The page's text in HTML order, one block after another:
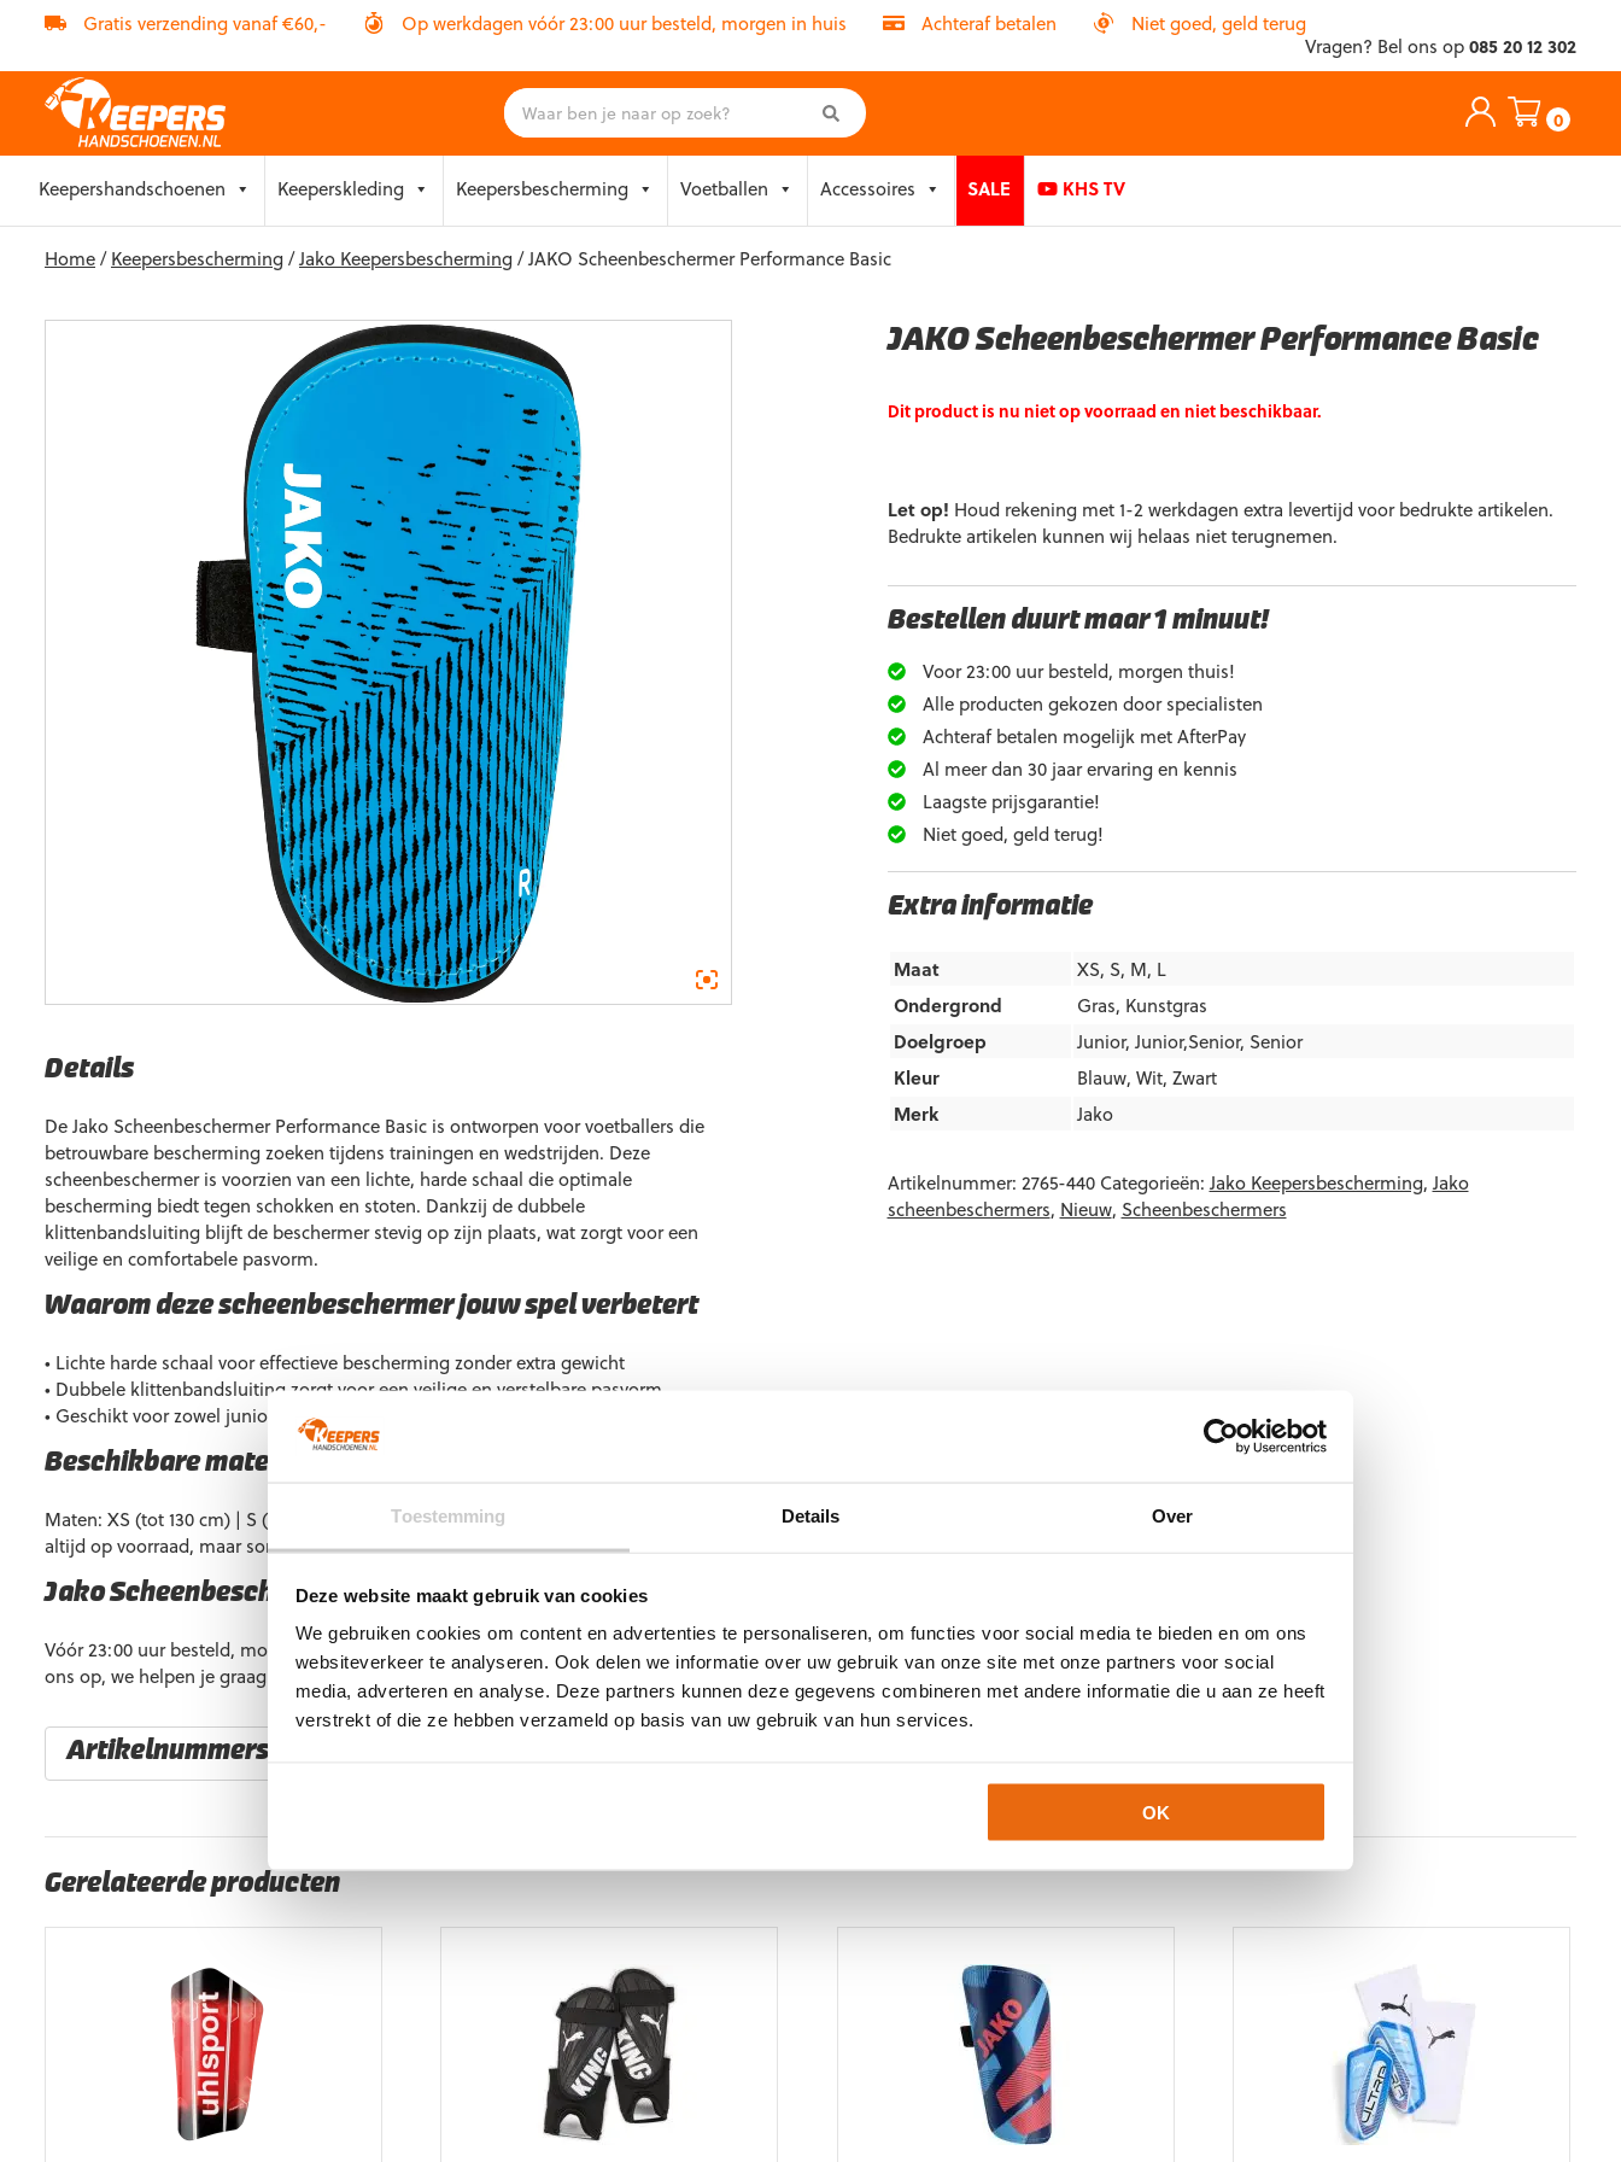
Toestemming Details Over
Deze website maakt gebruik van cookies
We gebruiken cookies om content en advertenties te personaliseren, om functies voor social media te bieden en om ons
websiteverkeer te analyseren. Ook delen we informatie over uw gebruik van onze site met onze partners voor social
media, adverteren en analyse. Deze partners kunnen deze gegevens combineren met andere informatie die u aan ze heeft
verstrekt of die ze hebben verzameld op basis van uw gebruik van hun services.
OK
Gratis verzending vanaf €60,- Op werkdagen vóór 23:00 uur besteld, morgen in huis Achteraf betalen
Niet goed, geld terug
Vragen? Bel ons op085 20 12 302
0
toKeepershandschoenen Keeperskleding Keepersbescherming Voetballen Accessoires SALE KHS TV
Home/Keepersbescherming/Jako Keepersbescherming/ JAKO Scheenbeschermer Performance Basic
Details
De Jako Scheenbeschermer Performance Basic is ontworpen voor voetballers die
betrouwbare bescherming zoeken tijdens trainingen en wedstrijden. Deze
scheenbeschermer is voorzien van een lichte, harde schaal die optimale
bescherming biedt tegen schokken en stoten. Dankzij de dubbele
klittenbandsluiting blijft de beschermer stevig op zijn plaats, wat zorgt voor een
veilige en comfortabele pasvorm.
Waarom deze scheenbeschermer jouw spel verbetert
• Lichte harde schaal voor effectieve bescherming zonder extra gewicht
• Dubbele klittenbandsluiting zorgt voor een veilige en verstelbare pasvorm
• Geschikt voor zowel junioren als senioren, dankzij de beschikbare maten
Beschikbare maten
Maten: XS (tot 130 cm) | S (tot 150 cm) | M (tot 165 cm) | L (vanaf 175 cm). Vrijwel
altijd op voorraad, maar soms kan een maat tijdelijk uitverkocht zijn.
Jako Scheenbeschermer Performance Basic kopen?
Vóór 23:00 uur besteld, morgen al in huis. Heb je vragen? Neem gerust contact met
ons op, we helpen je graag verder.
Artikelnummers
JAKO Scheenbeschermer Performance Basic
Dit product is nu niet op voorraad en niet beschikbaar.
Let op! Houd rekening met 1-2 werkdagen extra levertijd voor bedrukte artikelen.
Bedrukte artikelen kunnen wij helaas niet terugnemen.
Artikelnummer: 2765-440 Categorieën: Jako Keepersbescherming, Jako
scheenbeschermers, Nieuw, Scheenbeschermers
Bestellen duurt maar 1 minuut!
Voor 23:00 uur besteld, morgen thuis!
Alle producten gekozen door specialisten
Achteraf betalen mogelijk met AfterPay
Al meer dan 30 jaar ervaring en kennis
Laagste prijsgarantie!
Niet goed, geld terug!
Extra informatie
Maat
XS, S, M, L
Ondergrond
Gras, Kunstgras
Doelgroep
Junior, Junior,Senior, Senior
Kleur
Blauw, Wit, Zwart
Merk
Jako
Gerelateerde producten